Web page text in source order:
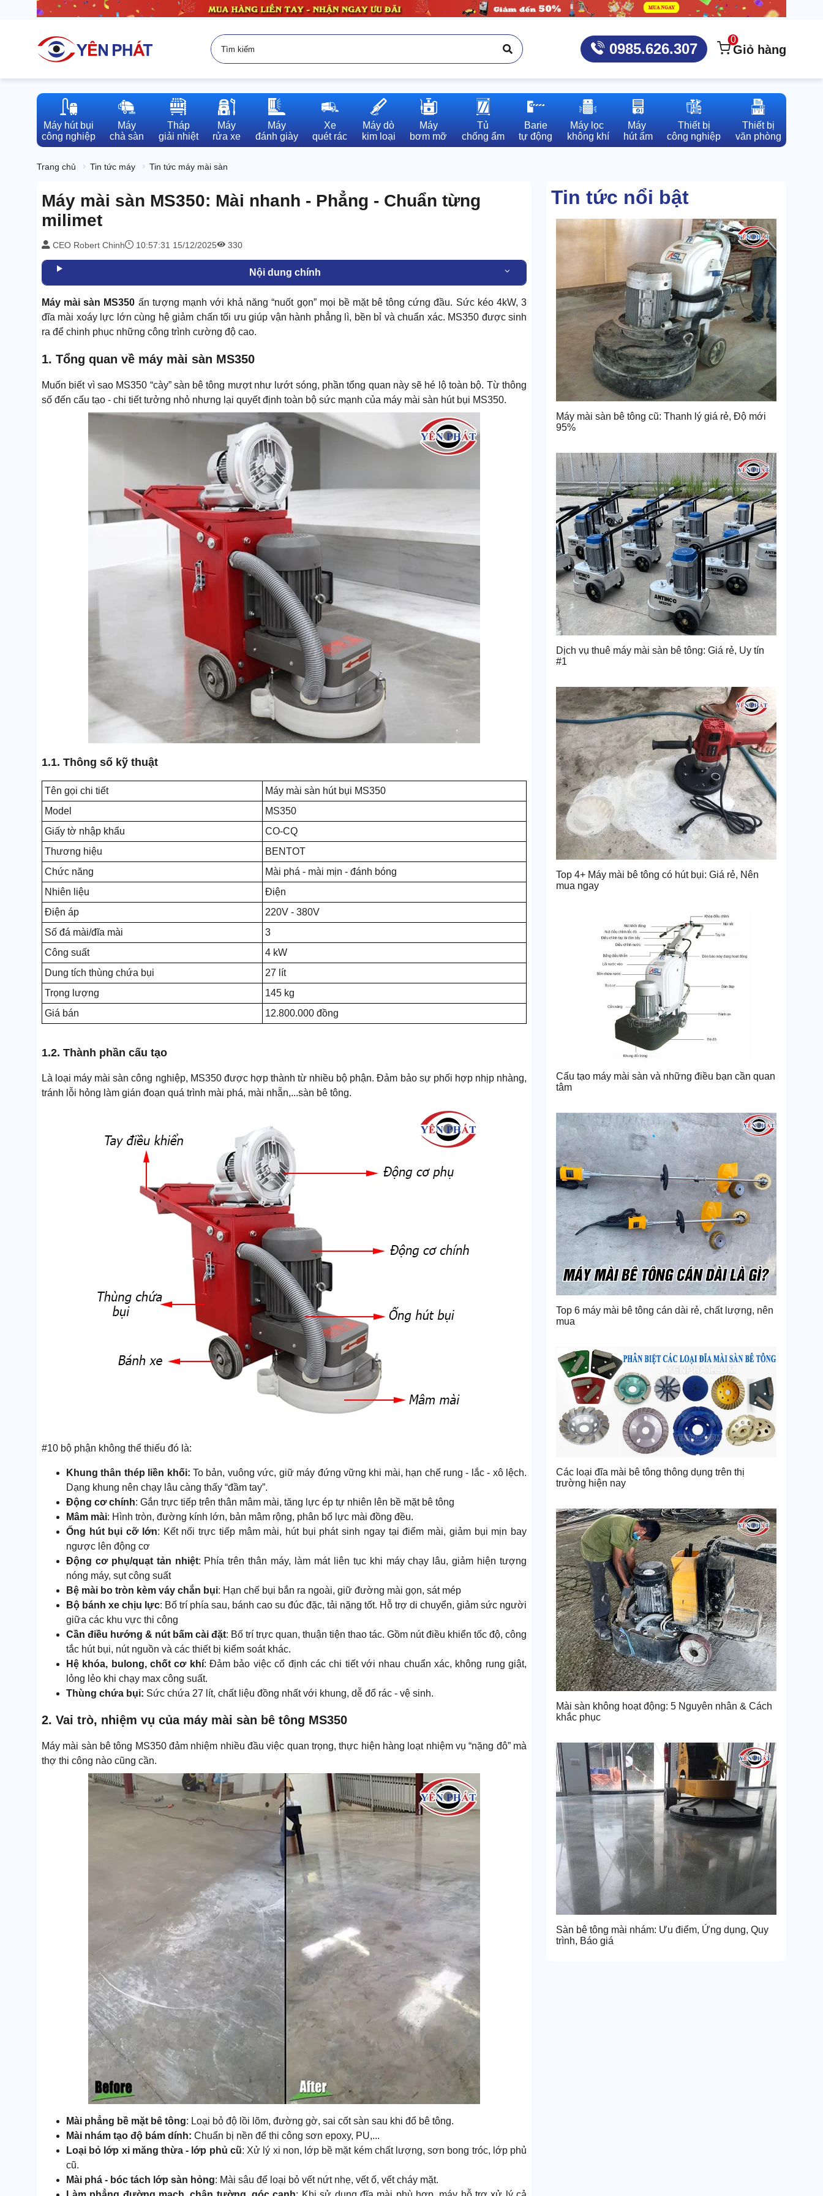
0985.626.307
0
Giỏ hàng
Máy hút bụi
công nghiệp
Máy
chà sàn
Tháp
giải nhiệt
Máy
rửa xe
Máy
đánh giày
Xe
quét rác
Máy dò
kim loại
Máy
bơm mỡ
Tủ
chống ẩm
Barie
tự động
Máy lọc
không khí
Máy
hút ẩm
Thiết bị
công nghiệp
Thiết bị
văn phòng
Trang chủ Tin tức máy Tin tức máy mài sàn
Máy mài sàn MS350: Mài nhanh - Phẳng - Chuẩn từng
milimet
CEO Robert Chinh 10:57:31 15/12/2025 330
Nội dung chính
Máy mài sàn MS350 ấn tượng mạnh với khả năng “nuốt gọn” mọi bề mặt bê tông cứng đầu. Sức kéo 4kW, 3
đĩa mài xoáy lực lớn cùng hệ giảm chấn tối ưu giúp vận hành phẳng lì, bền bỉ và chuẩn xác. MS350 được sinh
ra để chinh phục những công trình cường độ cao.
1. Tổng quan về máy mài sàn MS350
Muốn biết vì sao MS350 “cày” sàn bê tông mượt như lướt sóng, phần tổng quan này sẽ hé lộ toàn bộ. Từ thông
số đến cấu tạo - chi tiết tưởng nhỏ nhưng lại quyết định toàn bộ sức mạnh của máy mài sàn hút bụi MS350.
1.1. Thông số kỹ thuật
Tên gọi chi tiết
Máy mài sàn hút bụi MS350
Model
MS350
Giấy tờ nhập khẩu
CO-CQ
Thương hiệu
BENTOT
Chức năng
Mài phá - mài mịn - đánh bóng
Nhiên liệu
Điện
Điện áp
220V - 380V
Số đá mài/đĩa mài
3
Công suất
4 kW
Dung tích thùng chứa bụi
27 lít
Trọng lượng
145 kg
Giá bán
12.800.000 đồng
1.2. Thành phần cấu tạo
Là loại máy mài sàn công nghiệp, MS350 được hợp thành từ nhiều bộ phận. Đảm bảo sự phối hợp nhịp nhàng,
tránh lỗi hỏng làm gián đoạn quá trình mài phá, mài nhẵn,...sàn bê tông.
#10 bộ phận không thể thiếu đó là:
Khung thân thép liền khối:To bản, vuông vức, giữ máy đứng vững khi mài, hạn chế rung - lắc - xô lệch.
Dạng khung nên chạy lâu càng thấy “đầm tay”.
Động cơ chính: Gắn trực tiếp trên thân mâm mài, tăng lực ép tự nhiên lên bề mặt bê tông
Mâm mài: Hình tròn, đường kính lớn, bản mâm rộng, phân bổ lực mài đồng đều.
Ống hút bụi cỡ lớn: Kết nối trực tiếp mâm mài, hút bụi phát sinh ngay tại điểm mài, giảm bụi mịn bay
ngược lên động cơ
Động cơ phụ/quạt tản nhiệt: Phía trên thân máy, làm mát liên tục khi máy chạy lâu, giảm hiện tượng
nóng máy, sụt công suất
Bệ mài bo tròn kèm váy chắn bụi: Hạn chế bụi bắn ra ngoài, giữ đường mài gọn, sát mép
Bộ bánh xe chịu lực: Bố trí phía sau, bánh cao su đúc đặc, tải nặng tốt. Hỗ trợ di chuyển, giảm sức người
giữa các khu vực thi công
Cần điều hướng & nút bấm cài đặt: Bố trí trực quan, thuận tiện thao tác. Gồm nút điều khiển tốc độ, công
tắc hút bụi, nút nguồn và các thiết bị kiểm soát khác.
Hệ khóa, bulong, chốt cơ khí: Đảm bảo việc cố định các chi tiết với nhau chuẩn xác, không rung giật,
lỏng lẻo khi chạy max công suất.
Thùng chứa bụi: Sức chứa 27 lít, chất liệu đồng nhất với khung, dễ đổ rác - vệ sinh.
2. Vai trò, nhiệm vụ của máy mài sàn bê tông MS350
Máy mài sàn bê tông MS350 đảm nhiệm nhiều đầu việc quan trọng, thực hiện hàng loạt nhiệm vụ “nặng đô” mà
thợ thi công nào cũng cần.
Mài phẳng bề mặt bê tông: Loại bỏ độ lồi lõm, đường gờ, sai cốt sàn sau khi đổ bê tông.
Mài nhám tạo độ bám dính: Chuẩn bị nền để thi công sơn epoxy, PU,...
Loại bỏ lớp xi măng thừa - lớp phủ cũ: Xử lý xi non, lớp bề mặt kém chất lượng, sơn bong tróc, lớp phủ
cũ.
Mài phá - bóc tách lớp sàn hỏng: Mài sâu để loại bỏ vết nứt nhẹ, vết ố, vết cháy mặt.
Tin tức nổi bật
Máy mài sàn bê tông cũ: Thanh lý giá rẻ, Độ mới
95%
Dịch vụ thuê máy mài sàn bê tông: Giá rẻ, Uy tín
#1
Top 4+ Máy mài bê tông có hút bụi: Giá rẻ, Nên
mua ngay
Cấu tạo máy mài sàn và những điều bạn cần quan
tâm
Top 6 máy mài bê tông cán dài rẻ, chất lượng, nên
mua
Các loại đĩa mài bê tông thông dụng trên thị
trường hiện nay
Mài sàn không hoạt động: 5 Nguyên nhân & Cách
khắc phục
Sàn bê tông mài nhám: Ưu điểm, Ứng dụng, Quy
trình, Báo giá